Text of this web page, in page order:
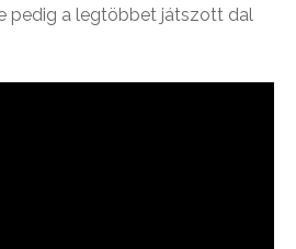
pedig a legtöbbet játszott dal